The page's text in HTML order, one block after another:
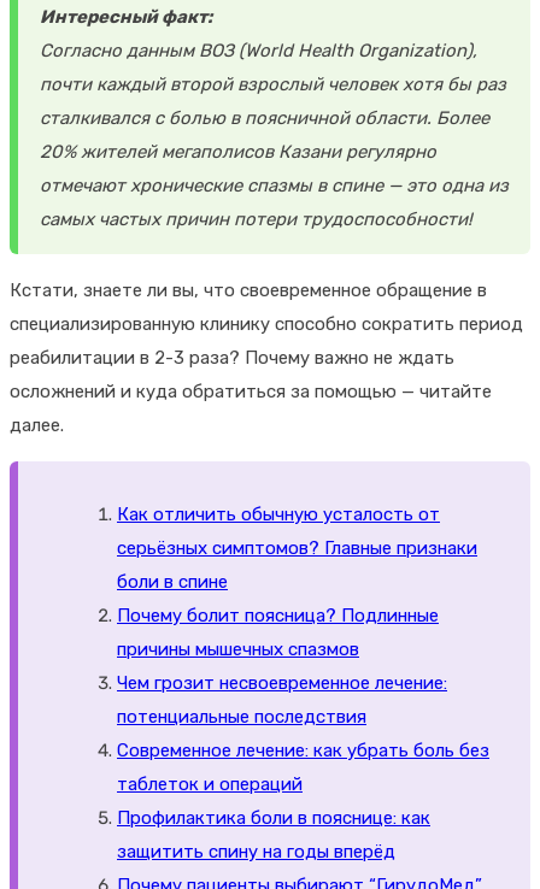
Интересный факт:
Согласно данным ВОЗ (World Health Organization),
почти каждый второй взрослый человек хотя бы раз
сталкивался с болью в поясничной области. Более
20% жителей мегаполисов Казани регулярно
отмечают хронические спазмы в спине — это одна из
самых частых причин потери трудоспособности!
Кстати, знаете ли вы, что своевременное обращение в
специализированную клинику способно сократить период
реабилитации в 2-3 раза? Почему важно не ждать
осложнений и куда обратиться за помощью — читайте
далее.
Как отличить обычную усталость от
серьёзных симптомов? Главные признаки
боли в спине
Почему болит поясница? Подлинные
причины мышечных спазмов
Чем грозит несвоевременное лечение:
потенциальные последствия
Современное лечение: как убрать боль без
таблеток и операций
Профилактика боли в пояснице: как
защитить спину на годы вперёд